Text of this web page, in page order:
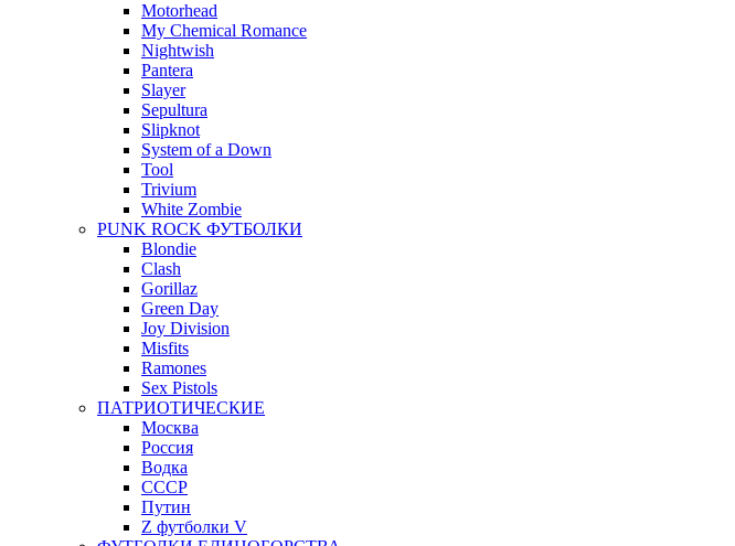
Motorhead
My Chemical Romance
Nightwish
Pantera
Slayer
Sepultura
Slipknot
System of a Down
Tool
Trivium
White Zombie
PUNK ROCK ФУТБОЛКИ
Blondie
Clash
Gorillaz
Green Day
Joy Division
Misfits
Ramones
Sex Pistols
ПАТРИОТИЧЕСКИЕ
Москва
Россия
Водка
СССР
Путин
Z футболки V